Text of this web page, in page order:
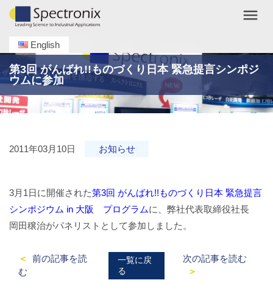
第3回 がんばれ!!ものづくり日本 緊急提言シンポジ
ウムに参加
menu
English
2011年03月10日 お知らせ
3月1日に開催された第3回 がんばれ!!ものづくり日本 緊急提言
シンポジウム in 大阪 プログラムに、弊社代表取締役社長
岡田穣治がパネリストとして参加しました。
前の記事を読
む
一覧に戻
る
次の記事を読む